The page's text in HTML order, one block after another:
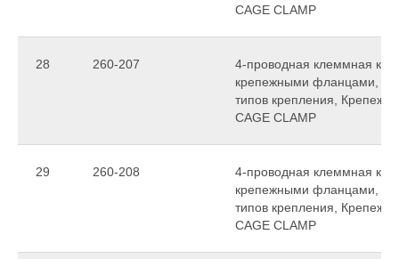
CAGE CLAMP
28 260-207
4-проводная клеммная
крепежными фланцами,
типов крепления,
CAGE CLAMP
29 260-208
4-проводная клеммная
крепежными фланцами,
типов крепления,
CAGE CLAMP